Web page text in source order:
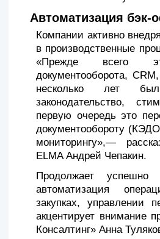
Автоматизация бэк-
Компании активно
в производственные
«Прежде всего
документооборота,
несколько лет
законодательство,
первую очередь это
документообороту
мониторингу»,—
ELMA Андрей Чепакин.
Продолжает успешно
автоматизация
закупках, управлении
акцентирует внимание
Консалтинг» Анна